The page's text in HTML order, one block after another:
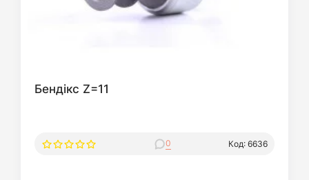
Бендікс Z=11
0 Код: 6636